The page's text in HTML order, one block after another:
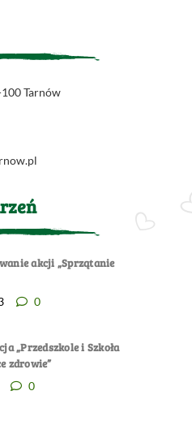
Tarnów
akcji „Sprzątanie
0
„Przedszkole i Szkoła
zdrowie”
0